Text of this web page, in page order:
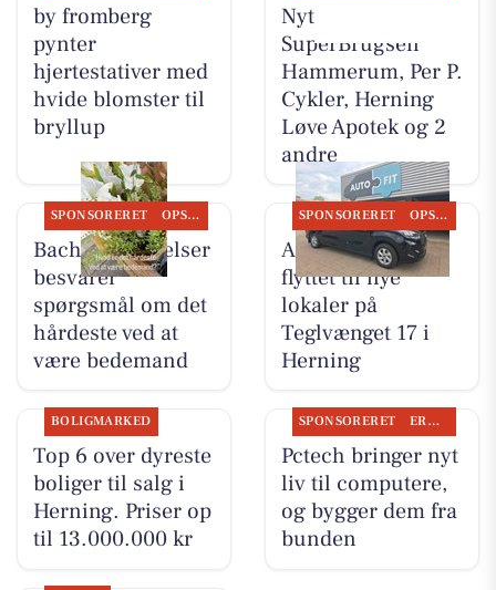
by fromberg
pynter
hjertestativer med
hvide blomster til
bryllup
Nyt fra
SuperBrugsen
Hammerum, Per P.
Cykler, Herning
Løve Apotek og 2
andre
SPONSORERET OPSLAGSTAVLEN
Bachs Begravelser
besvarer
spørgsmål om det
hårdeste ved at
være bedemand
SPONSORERET OPSLAGSTAVLEN
AutoFit A/S er
flyttet til nye
lokaler på
Teglvænget 17 i
Herning
BOLIGMARKED
Top 6 over dyreste
boliger til salg i
Herning. Priser op
til 13.000.000 kr
SPONSORERET ERHVERV
Pctech bringer nyt
liv til computere,
og bygger dem fra
bunden